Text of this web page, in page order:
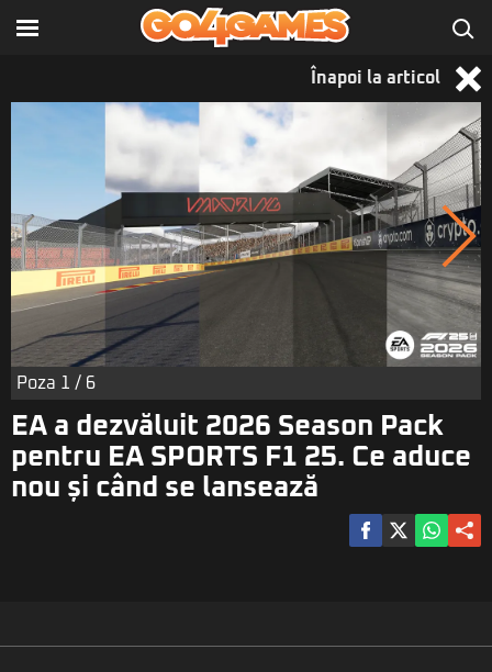
Înapoi la articol
Poza 1 / 6
EA a dezvăluit 2026 Season Pack
pentru EA SPORTS F1 25. Ce aduce
nou și când se lansează